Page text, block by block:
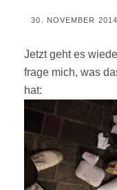
POSTED
30. NOVEMBER 2014
Jetzt geht es
frage mich, was
hat: